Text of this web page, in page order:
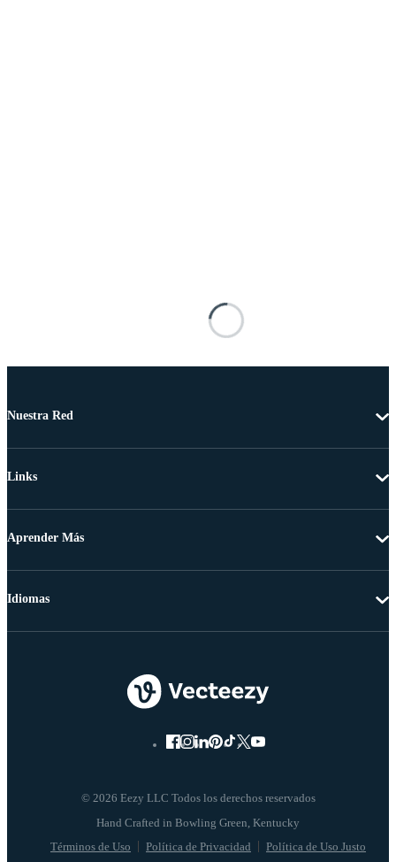
Nuestra Red
Links
Aprender Más
© 2026 Eezy LLC Todos los derechos reservados
Términos de Uso Política de Privacidad Política de Uso Justo
Idiomas